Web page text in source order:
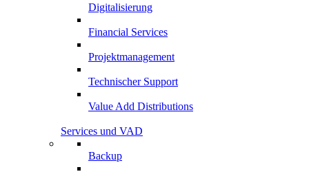
Digitalisierung
Financial Services
Projektmanagement
Technischer Support
Value Add Distributions
Services und VAD
Backup